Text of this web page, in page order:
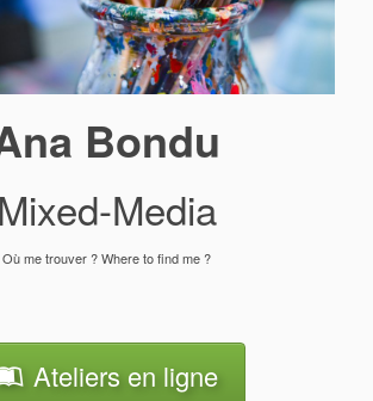
Bondu
Mixed-Media
Où me trouver ? Where to find me ?
Ateliers en ligne